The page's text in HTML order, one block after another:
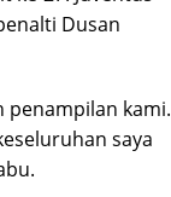
Dusan
penampilan kami.
saya